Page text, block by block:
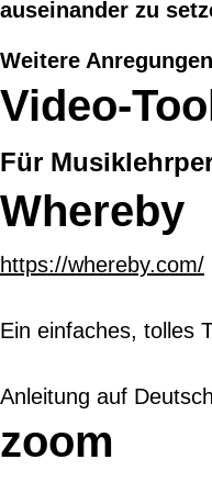
auseinander zu
Weitere
Video-
Für
Whereby
https://whereby.com/
Ein einfaches, tolles
Anleitung auf
zoom